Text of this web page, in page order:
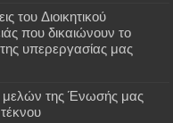
του Διοικητικού
που δικαιώνουν το
υπερεργασίας μας
μελών της Ένωσής μας